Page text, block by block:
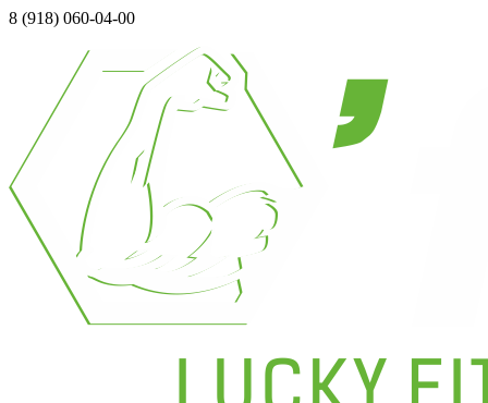
8 (918) 060-04-00